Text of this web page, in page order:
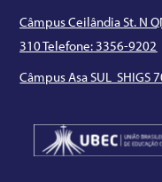
Câmpus Ceilândia St. N
310 Telefone: 3356-9202
Câmpus Asa SUL SHIGS